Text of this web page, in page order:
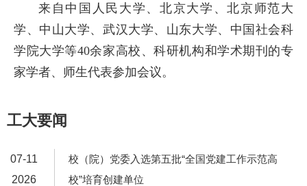
来自中国人民大学、北京大学、北京师范大
学、中山大学、武汉大学、山东大学、中国社会科
学院大学等40余家高校、科研机构和学术期刊的专
家学者、师生代表参加会议。
工大要闻
07-11
2026
校（院）党委入选第五批“全国党建工作示范高
校”培育创建单位